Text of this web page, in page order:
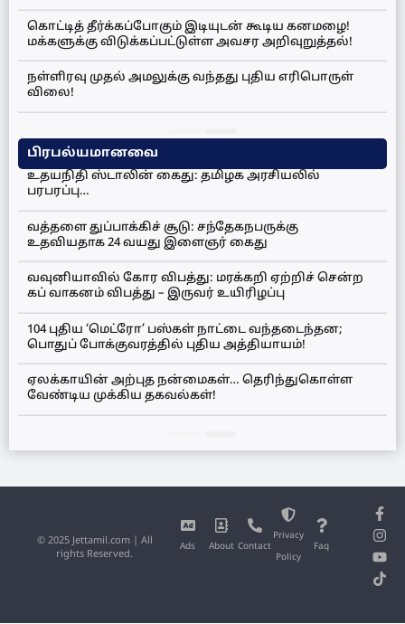
கொட்டித் தீர்க்கப்போகும் இடியுடன் கூடிய கனமழை!
மக்களுக்கு விடுக்கப்பட்டுள்ள அவசர அறிவுறுத்தல்!
நள்ளிரவு முதல் அமலுக்கு வந்தது புதிய எரிபொருள்
விலை!
பிரபல்யமானவை
உதயநிதி ஸ்டாலின் கைது: தமிழக அரசியலில்
பரபரப்பு…
வத்தளை துப்பாக்கிச் சூடு: சந்தேகநபருக்கு
உதவியதாக 24 வயது இளைஞர் கைது
வவுனியாவில் கோர விபத்து: மரக்கறி ஏற்றிச் சென்ற
கப் வாகனம் விபத்து – இருவர் உயிரிழப்பு
104 புதிய ‘மெட்ரோ’ பஸ்கள் நாட்டை வந்தடைந்தன;
பொதுப் போக்குவரத்தில் புதிய அத்தியாயம்!
ஏலக்காயின் அற்புத நன்மைகள்… தெரிந்துகொள்ள
வேண்டிய முக்கிய தகவல்கள்!
Ads About Contact
Privacy
Policy
Faq
© 2025 Jettamil.com | All
rights Reserved.